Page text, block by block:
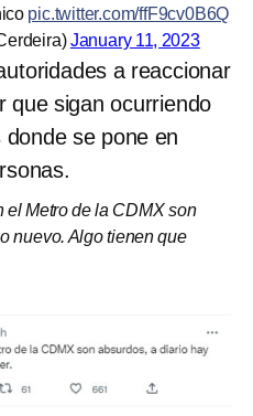
pic.twitter.com/ffF9cv0B6Q
January 11, 2023
a reaccionar
que sigan ocurriendo
se pone en
el Metro de la CDMX son
nuevo. Algo tienen que